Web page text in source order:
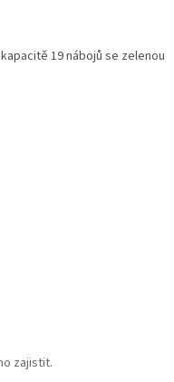
19 nábojů se zelenou
zajistit.